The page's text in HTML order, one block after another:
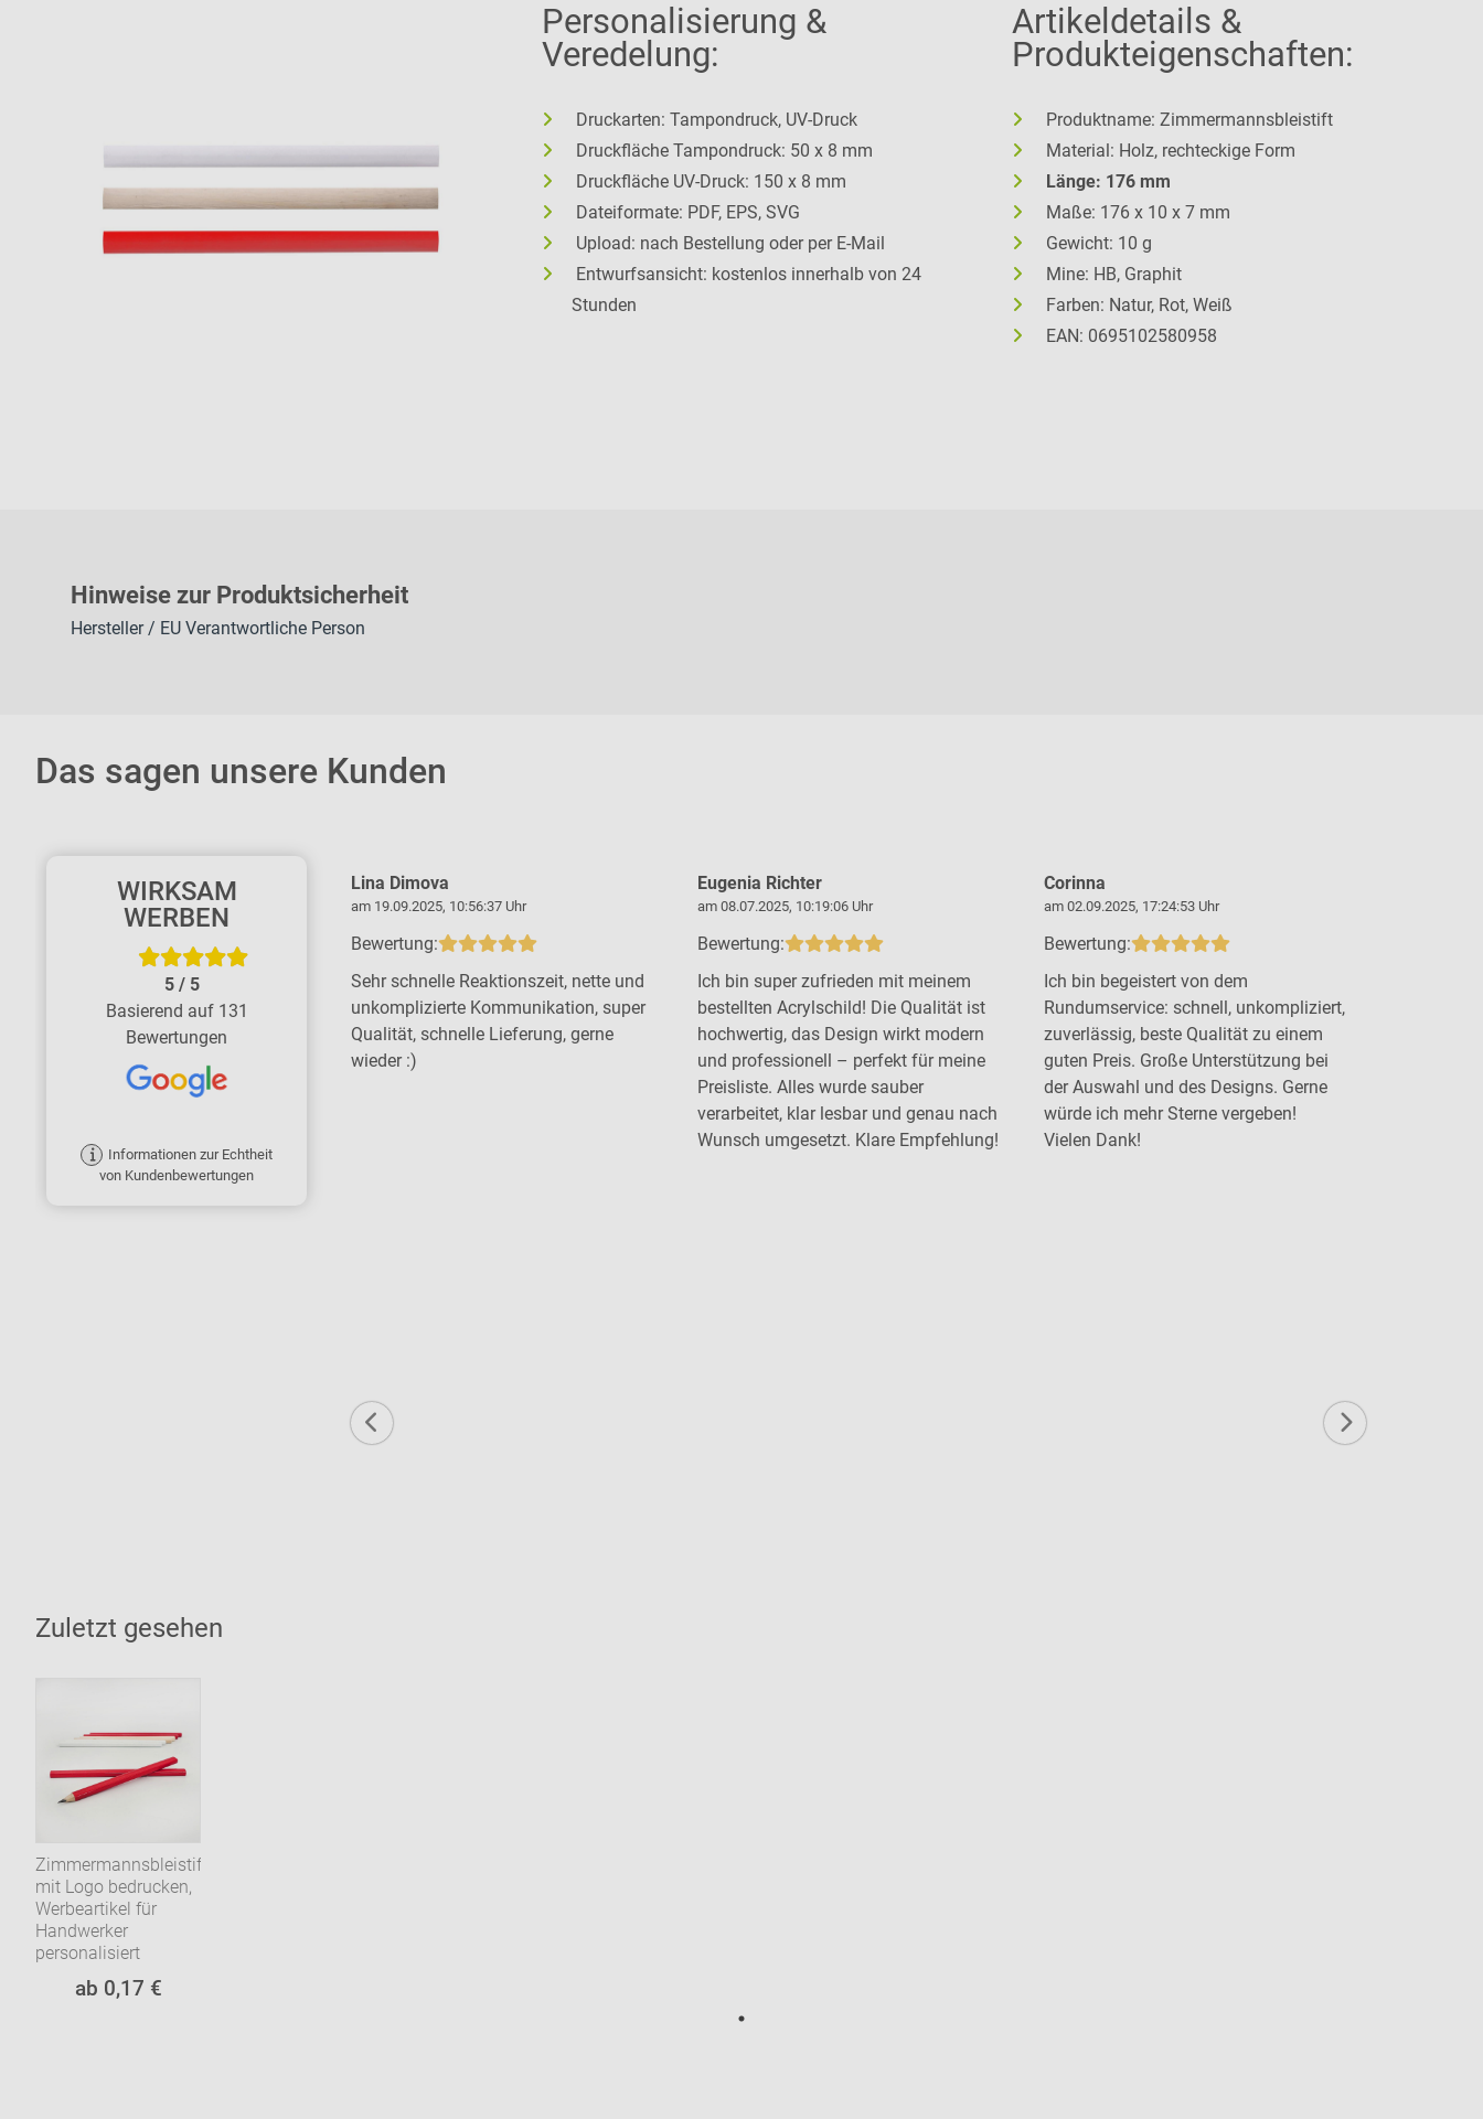
Personalisierung &
Veredelung:
Druckarten: Tampondruck, UV-Druck
Druckfläche Tampondruck: 50 x 8 mm
Druckfläche UV-Druck: 150 x 8 mm
Dateiformate: PDF, EPS, SVG
Upload: nach Bestellung oder per E-Mail
Entwurfsansicht: kostenlos innerhalb von 24
Stunden
Artikeldetails &
Produkteigenschaften:
Produktname: Zimmermannsbleistift
Material: Holz, rechteckige Form
Länge: 176 mm
Maße: 176 x 10 x 7 mm
Gewicht: 10 g
Mine: HB, Graphit
Farben: Natur, Rot, Weiß
EAN: 0695102580958
Hinweise zur Produktsicherheit
Hersteller / EU Verantwortliche Person
Das sagen unsere Kunden
WIRKSAM
WERBEN
5 / 5
Basierend auf 131
Bewertungen
Informationen zur Echtheit
von Kundenbewertungen
Kerstin Thiemicke
am 11.06.2026, 16:37:45 Uhr
Tolle Firma - große Kompetenz, schnell
und zuverlässig. Wir sind rundum
zufrieden. Ich empfehle die Firma ohne
Bedenken gern weiter.
Lina Dimova
am 19.09.2025, 10:56:37 Uhr
Bewertung:
Sehr schnelle Reaktionszeit, nette und
unkomplizierte Kommunikation, super
Qualität, schnelle Lieferung, gerne
wieder :)
Eugenia Richter
am 08.07.2025, 10:19:06 Uhr
Bewertung:
Ich bin super zufrieden mit meinem
bestellten Acrylschild! Die Qualität ist
hochwertig, das Design wirkt modern
und professionell – perfekt für meine
Preisliste. Alles wurde sauber
verarbeitet, klar lesbar und genau nach
Wunsch umgesetzt. Klare Empfehlung!
Corinna
am 02.09.2025, 17:24:53 Uhr
Bewertung:
Ich bin begeistert von dem
Rundumservice: schnell, unkompliziert,
zuverlässig, beste Qualität zu einem
guten Preis. Große Unterstützung bei
der Auswahl und des Designs. Gerne
würde ich mehr Sterne vergeben!
Vielen Dank!
Zuletzt gesehen
Zimmermannsbleistifte
mit Logo bedrucken,
Werbeartikel für
Handwerker
personalisiert
ab 0,17 €